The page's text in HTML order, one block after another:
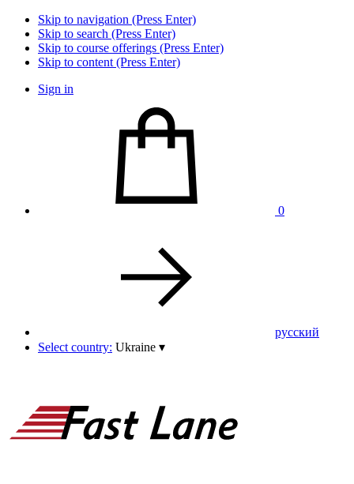
Skip to navigation (Press Enter)
Skip to search (Press Enter)
Skip to course offerings (Press Enter)
Skip to content (Press Enter)
Sign in
0
pусский
Select country: Ukraine ▾